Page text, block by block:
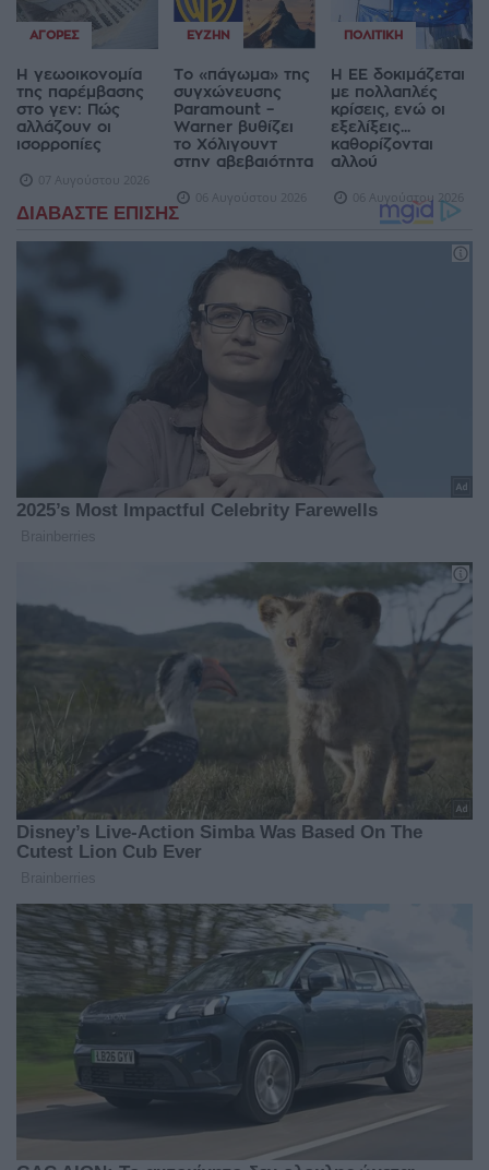
ΑΓΟΡΈΣ
Η γεωοικονομία
της παρέμβασης
στο γεν: Πώς
αλλάζουν οι
ισορροπίες
07 Αυγούστου 2026
ΕΥΖΗΝ
Το «πάγωμα» της
συγχώνευσης
Paramount –
Warner βυθίζει
το Χόλιγουντ
στην αβεβαιότητα
06 Αυγούστου 2026
ΠΟΛΙΤΙΚΉ
Η ΕΕ δοκιμάζεται
με πολλαπλές
κρίσεις, ενώ οι
εξελίξεις...
καθορίζονται
αλλού
06 Αυγούστου 2026